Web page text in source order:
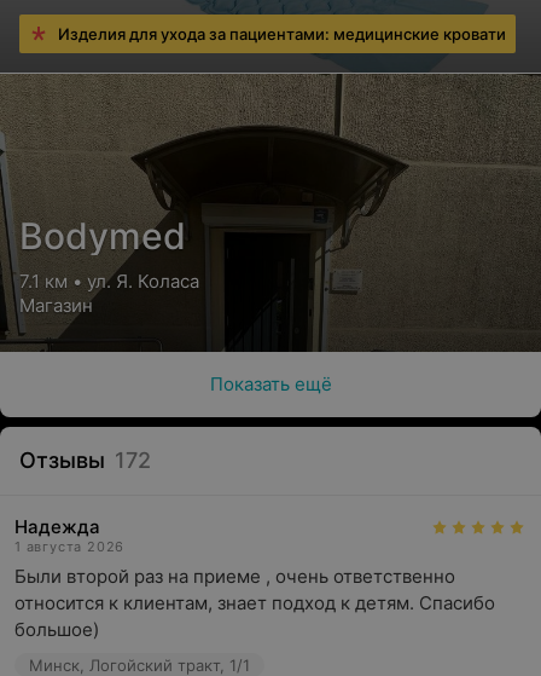
Изделия для ухода за пациентами: медицинские кровати
Bodymed
7.1 км • ул. Я. Коласа
Магазин
Показать ещё
Отзывы 172
Надежда
1 августа 2026
Были второй раз на приеме , очень ответственно
относится к клиентам, знает подход к детям. Спасибо
большое)
Минск, Логойский тракт, 1/1